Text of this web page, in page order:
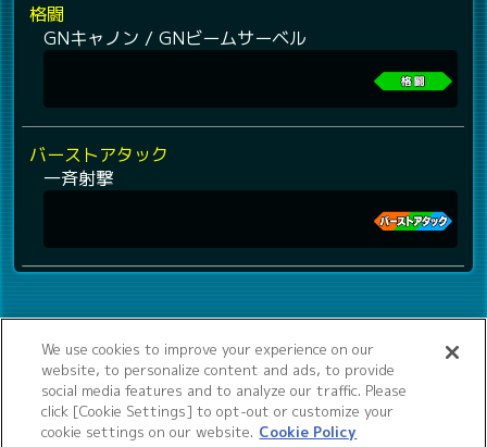
格闘
GNキャノン / GNビームサーベル
バーストアタック
一斉射撃
We use cookies to improve your experience on our
website, to personalize content and ads, to provide
social media features and to analyze our traffic. Please
click [Cookie Settings] to opt-out or customize your
cookie settings on our website. Cookie Policy